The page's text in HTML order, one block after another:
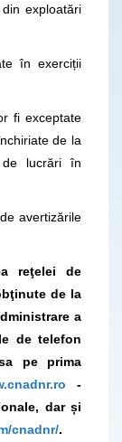
exploatări
exerciții
fi exceptate
de la
lucrări în
avertizările
reţelei de
de la
a
de telefon
pe prima
-
dar și
cnadnr/.